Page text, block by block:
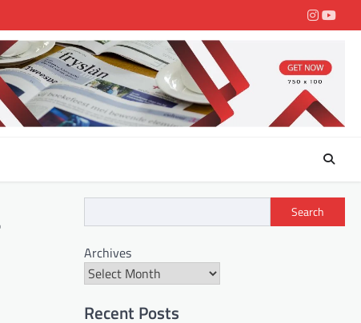
Search
Archives
Recent Posts